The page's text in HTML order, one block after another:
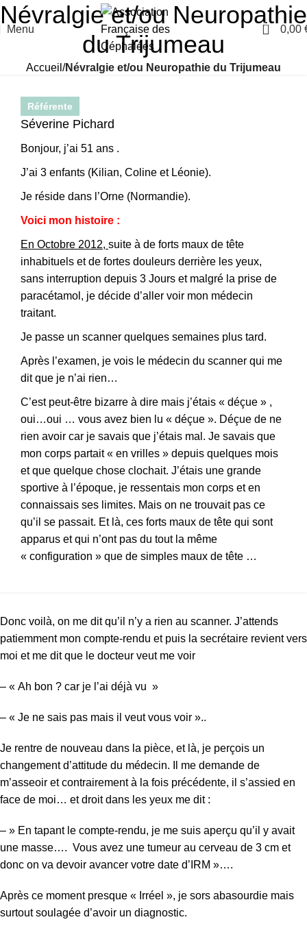
Menu 0 0,00
Névralgie et/ou Neuropathie
du Trijumeau
Accueil Névralgie et/ou Neuropathie du Trijumeau
Référente
Séverine Pichard
Bonjour, j’ai 51 ans .
J’ai 3 enfants (Kilian, Coline et Léonie).
Je réside dans l’Orne (Normandie).
Voici mon histoire :
En Octobre 2012, suite à de forts maux de tête
inhabituels et de fortes douleurs derrière les yeux,
sans interruption depuis 3 Jours et malgré la prise de
paracétamol, je décide d’aller voir mon médecin
traitant.
Je passe un scanner quelques semaines plus tard.
Après l’examen, je vois le médecin du scanner qui me
dit que je n’ai rien…
C’est peut-être bizarre à dire mais j’étais « déçue » ,
oui…oui … vous avez bien lu « déçue ». Déçue de ne
rien avoir car je savais que j’étais mal. Je savais que
mon corps partait « en vrilles » depuis quelques mois
et que quelque chose clochait. J’étais une grande
sportive à l’époque, je ressentais mon corps et en
connaissais ses limites. Mais on ne trouvait pas ce
qu’il se passait. Et là, ces forts maux de tête qui sont
apparus et qui n’ont pas du tout la même
« configuration » que de simples maux de tête …
Donc voilà, on me dit qu’il n’y a rien au scanner. J’attends
patiemment mon compte-rendu et puis la secrétaire revient vers
moi et me dit que le docteur veut me voir
– « Ah bon ? car je l’ai déjà vu »
– « Je ne sais pas mais il veut vous voir »..
Je rentre de nouveau dans la pièce, et là, je perçois un
changement d’attitude du médecin. Il me demande de
m’asseoir et contrairement à la fois précédente, il s’assied en
face de moi… et droit dans les yeux me dit :
– » En tapant le compte-rendu, je me suis aperçu qu’il y avait
une masse…. Vous avez une tumeur au cerveau de 3 cm et
donc on va devoir avancer votre date d’IRM »….
Après ce moment presque « Irréel », je sors abasourdie mais
surtout soulagée d’avoir un diagnostic.